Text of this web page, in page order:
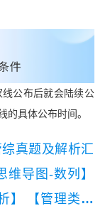
公布后就会陆续公
的具体公布时间。
综真题及解析汇
维导图-数列】
】
【管理类联